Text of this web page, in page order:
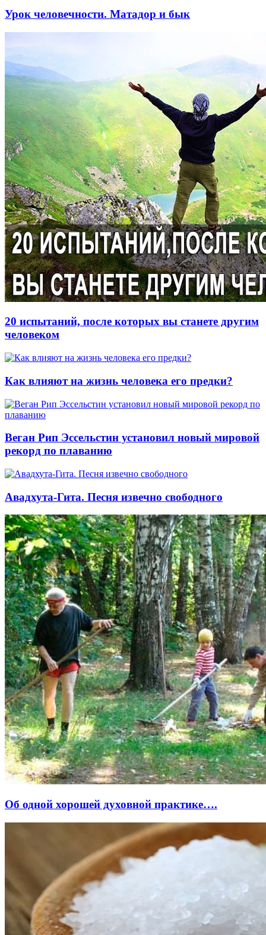
Урок человечности. Матадор и бык
20 испытаний, после которых вы станете другим
человеком
Как влияют на жизнь человека его предки?
Веган Рип Эссельстин установил новый мировой
рекорд по плаванию
Авадхута-Гита. Песня извечно свободного
Об одной хорошей духовной практике….